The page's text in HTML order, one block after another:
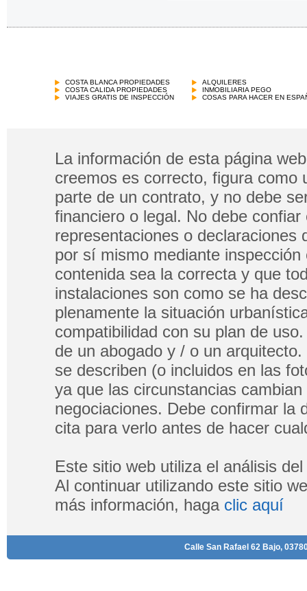
COSTA BLANCA PROPIEDADES
COSTA CALIDA PROPIEDADES
VIAJES GRATIS DE INSPECCIÓN
ALQUILERES
INMOBILIARIA PEGO
COSAS PARA HACER EN
La información de esta página
creemos es correcto, figura como
parte de un contrato, y no debe
financiero o legal. No debe
representaciones o
por sí mismo mediante
contenida sea la correcta y que
instalaciones son como se ha
plenamente la situación
compatibilidad con su plan de
de un abogado y / o un
se describen (o incluidos en las
ya que las circunstancias
negociaciones. Debe confirmar la
cita para verlo antes de hacer
Este sitio web utiliza el análisis
Al continuar utilizando este sitio
más información, haga clic aquí
Calle San Rafael 62 Bajo,